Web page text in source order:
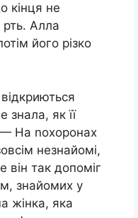
кінця не
рть. Алла
його різко
знала, як її
— На nохоронах
незнайомі,
він так допоміг
знайомих у
жінка, яка